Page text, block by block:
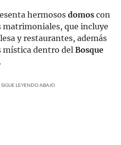
hermosos domos con
matrimoniales, que incluye
y restaurantes, además
mística dentro del Bosque
.
LEYENDO ABAJO